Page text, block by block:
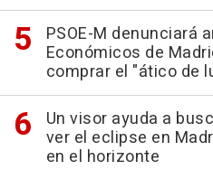
PSOE-M denunciará
Económicos de
comprar el "ático de
Un visor ayuda a
ver el eclipse en
en el horizonte